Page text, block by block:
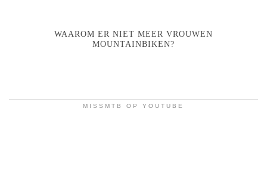
WAAROM ER NIET MEER VROUWEN
MOUNTAINBIKEN?
MISSMTB OP YOUTUBE